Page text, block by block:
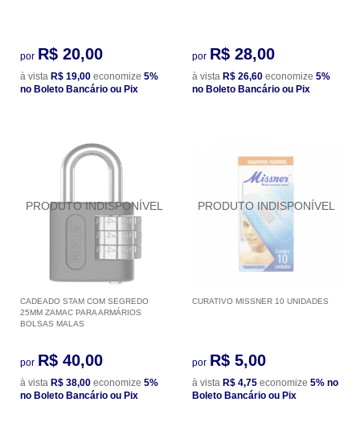
por R$ 20,00
à vista R$ 19,00 economize 5%
no Boleto Bancário ou Pix
por R$ 28,00
à vista R$ 26,60 economize 5%
no Boleto Bancário ou Pix
CADEADO STAM COM SEGREDO
25MM ZAMAC PARA ARMÁRIOS
BOLSAS MALAS
por R$ 40,00
à vista R$ 38,00 economize 5%
no Boleto Bancário ou Pix
CURATIVO MISSNER 10 UNIDADES
por R$ 5,00
à vista R$ 4,75 economize 5% no
Boleto Bancário ou Pix